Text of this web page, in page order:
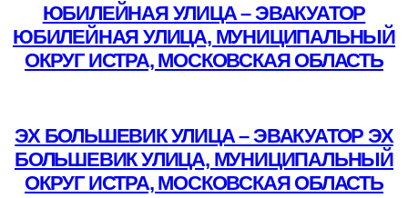
ЮБИЛЕЙНАЯ УЛИЦА – ЭВАКУАТОР
ЮБИЛЕЙНАЯ УЛИЦА, МУНИЦИПАЛЬНЫЙ
ОКРУГ ИСТРА, МОСКОВСКАЯ ОБЛАСТЬ
ЭХ БОЛЬШЕВИК УЛИЦА – ЭВАКУАТОР ЭХ
БОЛЬШЕВИК УЛИЦА, МУНИЦИПАЛЬНЫЙ
ОКРУГ ИСТРА, МОСКОВСКАЯ ОБЛАСТЬ